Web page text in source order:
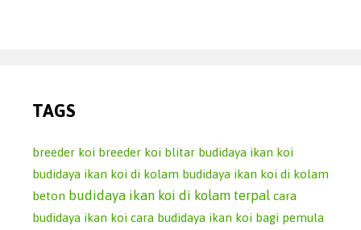
TAGS
breeder koi breeder koi blitar budidaya ikan koi
budidaya ikan koi di kolam budidaya ikan koi di kolam
beton budidaya ikan koi di kolam terpal cara
budidaya ikan koi cara budidaya ikan koi bagi pemula